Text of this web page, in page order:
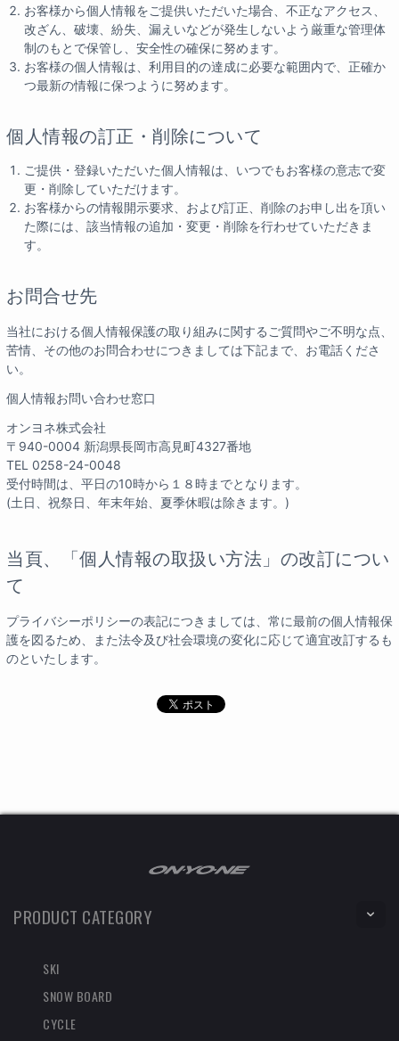
お客様から個人情報をご提供いただいた場合、不正なアクセス、
改ざん、破壊、紛失、漏えいなどが発生しないよう厳重な管理体
制のもとで保管し、安全性の確保に努めます。
お客様の個人情報は、利用目的の達成に必要な範囲内で、正確か
つ最新の情報に保つように努めます。
個人情報の訂正・削除について
ご提供・登録いただいた個人情報は、いつでもお客様の意志で変
更・削除していただけます。
お客様からの情報開示要求、および訂正、削除のお申し出を頂い
た際には、該当情報の追加・変更・削除を行わせていただきま
す。
お問合せ先
当社における個人情報保護の取り組みに関するご質問やご不明な点、
苦情、その他のお問合わせにつきましては下記まで、お電話くださ
い。
個人情報お問い合わせ窓口
オンヨネ株式会社
〒940-0004 新潟県長岡市高見町4327番地
TEL 0258-24-0048
受付時間は、平日の10時から１８時までとなります。
(土日、祝祭日、年末年始、夏季休暇は除きます。)
当頁、「個人情報の取扱い方法」の改訂につい
て
プライバシーポリシーの表記につきましては、常に最前の個人情報保
護を図るため、また法令及び社会環境の変化に応じて適宜改訂するも
のといたします。
PRODUCT CATEGORY
SKI
SNOW BOARD
CYCLE